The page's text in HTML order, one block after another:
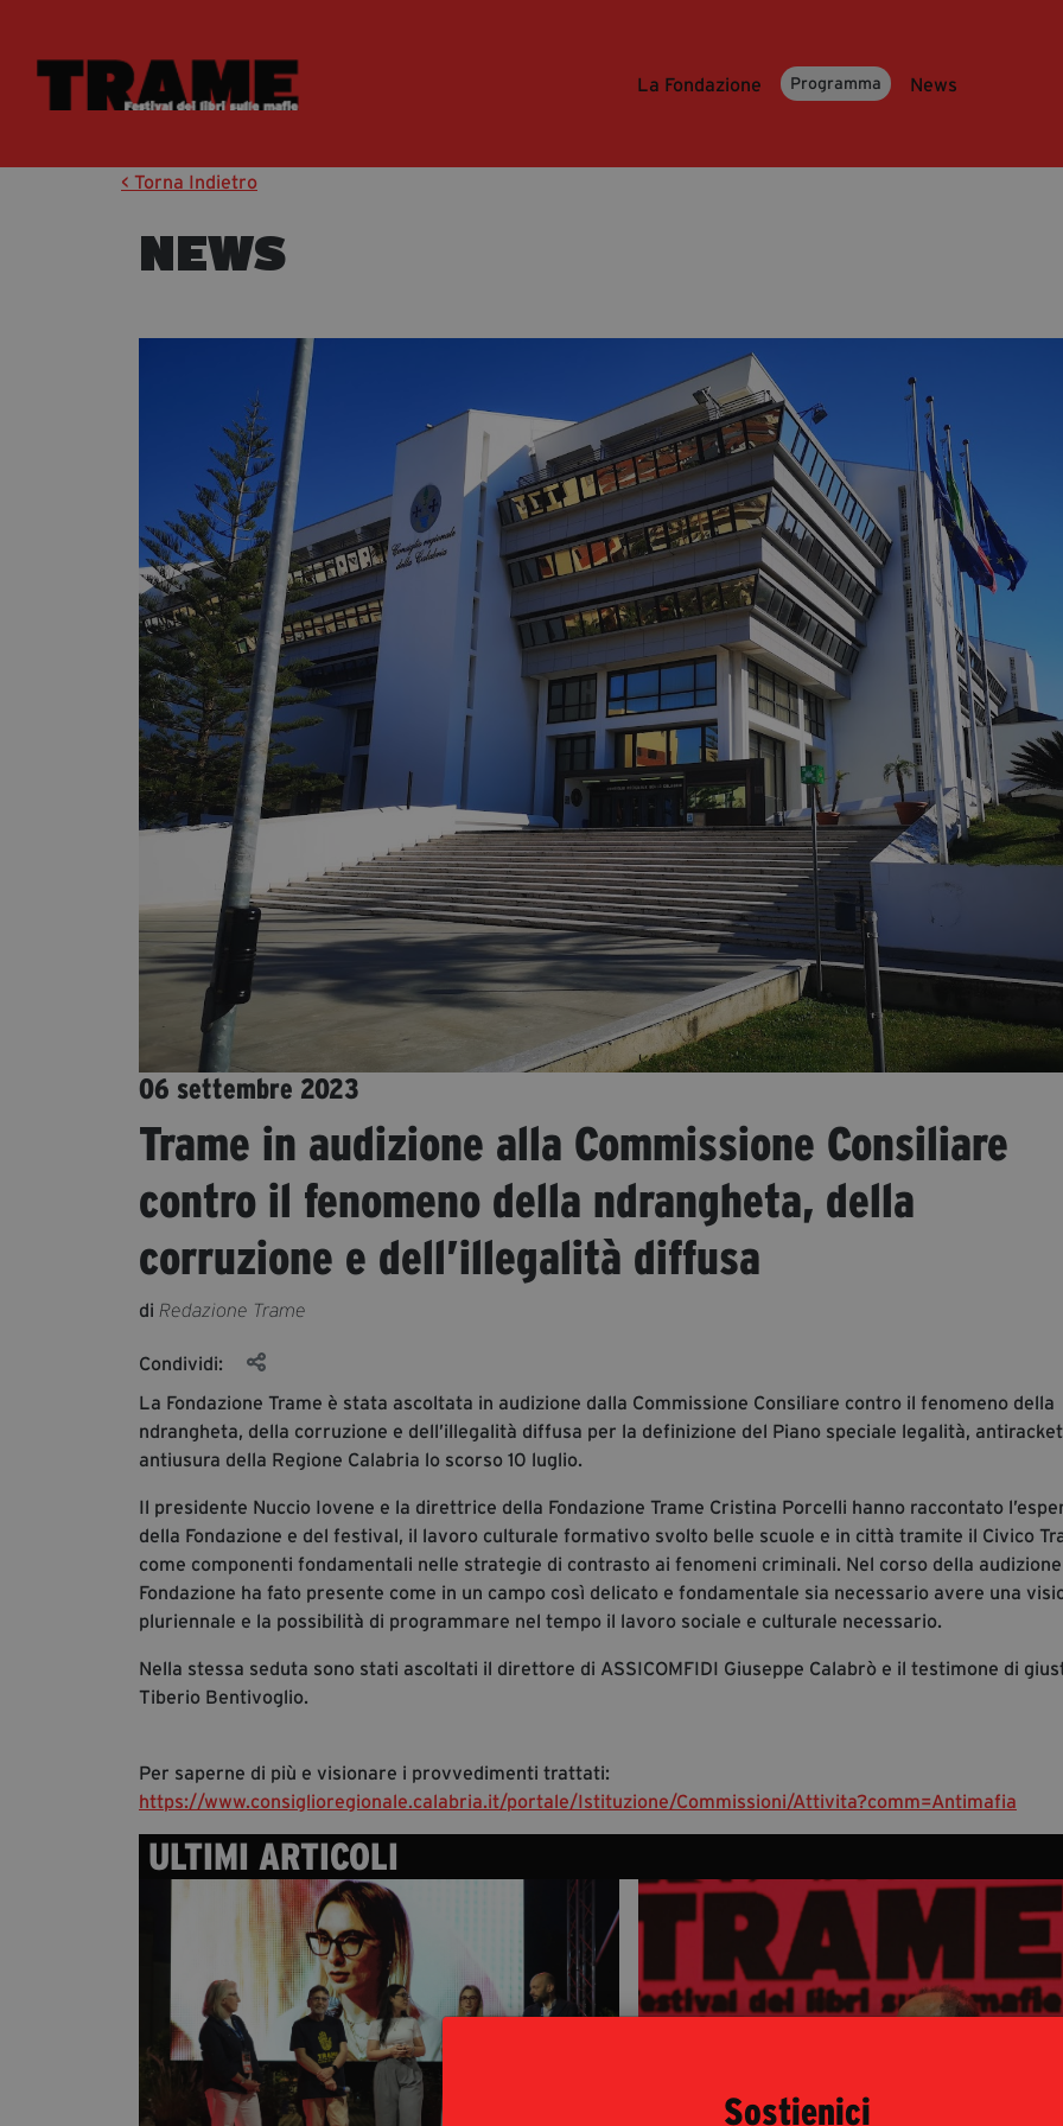
Sostienici
La Fondazione Programma News
< Torna Indietro
NEWS
06 settembre 2023
Trame in audizione alla Commissione Consiliare
contro il fenomeno della ndrangheta, della
corruzione e dell’illegalità diffusa
di Redazione Trame
Condividi:
La Fondazione Trame è stata ascoltata in audizione dalla Commissione Consiliare contro il fenomeno della
ndrangheta, della corruzione e dell’illegalità diffusa per la definizione del Piano speciale legalità,
antiusura della Regione Calabria lo scorso 10 luglio.
Il presidente Nuccio Iovene e la direttrice della Fondazione Trame Cristina Porcelli hanno raccontato
della Fondazione e del festival, il lavoro culturale formativo svolto belle scuole e in città tramite il Civico
come componenti fondamentali nelle strategie di contrasto ai fenomeni criminali. Nel corso della
Fondazione ha fato presente come in un campo così delicato e fondamentale sia necessario avere una
pluriennale e la possibilità di programmare nel tempo il lavoro sociale e culturale necessario.
Nella stessa seduta sono stati ascoltati il direttore di ASSICOMFIDI Giuseppe Calabrò e il testimone di
Tiberio Bentivoglio.
Per saperne di più e visionare i provvedimenti trattati:
https://www.consiglioregionale.calabria.it/portale/Istituzione/Commissioni/Attivita?comm=Antimafia
ULTIMI ARTICOLI